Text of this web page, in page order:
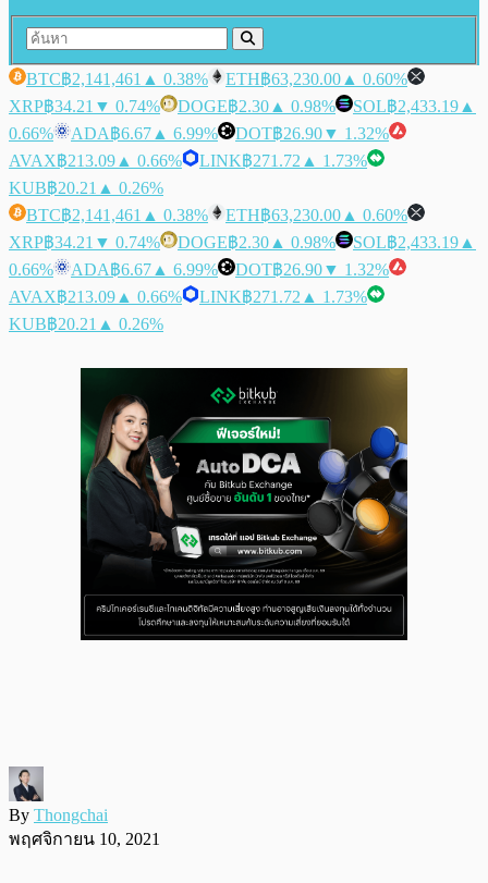
BTC฿2,141,461 ▲ 0.38% ETH฿63,230.00 ▲ 0.60%
XRP฿34.21 ▼ 0.74% DOGE฿2.30 ▲ 0.98% SOL฿2,433.19 ▲
0.66%
ADA฿6.67 ▲ 6.99% DOT฿26.90▼ 1.32%
AVAX฿213.09 ▲ 0.66% LINK฿271.72 ▲ 1.73%
KUB฿20.21 ▲ 0.26%
BTC฿2,141,461 ▲ 0.38% ETH฿63,230.00 ▲ 0.60%
XRP฿34.21 ▼ 0.74% DOGE฿2.30 ▲ 0.98% SOL฿2,433.19 ▲
0.66%
ADA฿6.67 ▲ 6.99% DOT฿26.90▼ 1.32%
AVAX฿213.09 ▲ 0.66% LINK฿271.72 ▲ 1.73%
KUB฿20.21 ▲ 0.26%
By Thongchai
พฤศจิกายน 10, 2021